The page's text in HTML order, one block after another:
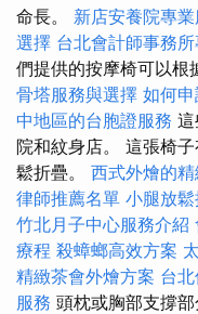
命長。 新店安養院專
選擇 台北會計師事務
們提供的按摩椅可以根
骨塔服務與選擇 如何
中地區的台胞證服務
院和紋身店。 這張椅
鬆折疊。 西式外燴的
律師推薦名單 小腿放
竹北月子中心服務介紹
療程 殺蟑螂高效方案
精緻茶會外燴方案 台
服務 頭枕或胸部支撐